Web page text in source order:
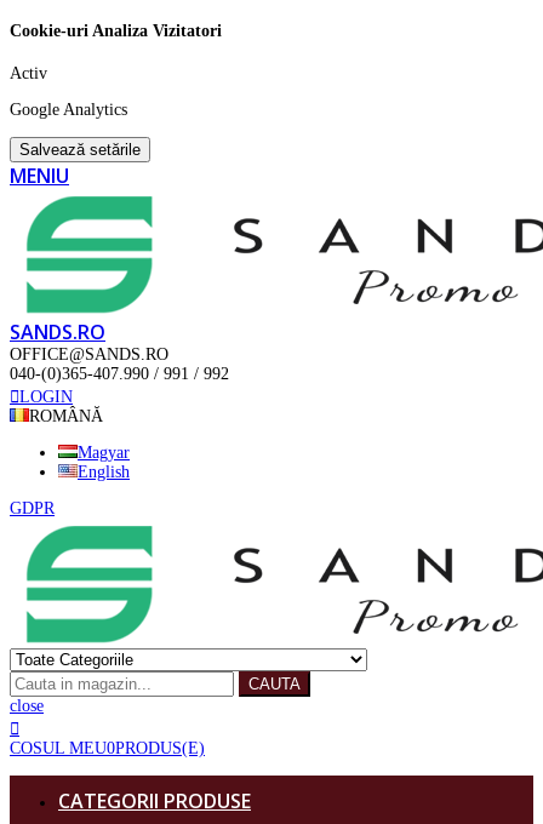
Cookie-uri Analiza Vizitatori
Activ
Google Analytics
Salvează setările
MENIU
SANDS.RO
OFFICE@SANDS.RO
040-(0)365-407.990 / 991 / 992
LOGIN
ROMÂNĂ
Magyar
English
GDPR
CAUTA
close
COSUL MEU0PRODUS(E)
CATEGORII PRODUSE